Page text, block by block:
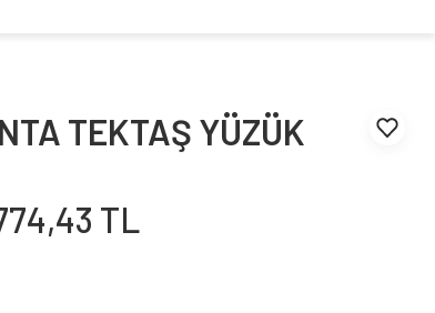
TEKTAŞ YÜZÜK
TL